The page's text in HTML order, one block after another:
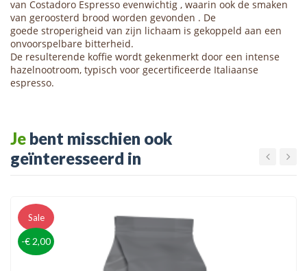
van Costadoro Espresso evenwichtig , waarin ook de smaken
van geroosterd brood worden gevonden . De
goede stroperigheid van zijn lichaam is gekoppeld aan een
onvoorspelbare bitterheid.
De resulterende koffie wordt gekenmerkt door een intense
hazelnootroom, typisch voor gecertificeerde Italiaanse
espresso.
Je bent misschien ook
geïnteresseerd in
Sale
-€ 2,00